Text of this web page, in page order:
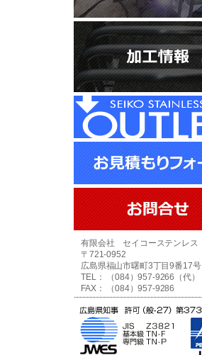
有限会社 セイコーステンレス
〒721-0952
広島県福山市曙町3丁目9番17号
TEL： （084）957-9266（代）
FAX： （084）957-9286